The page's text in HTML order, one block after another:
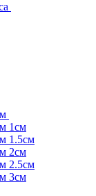
1см
1.5см
2см
2.5см
3см